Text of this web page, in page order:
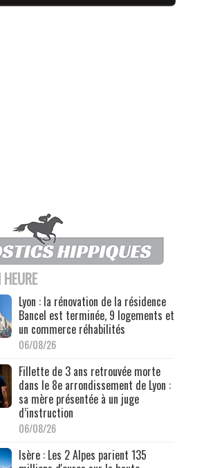
Lyon : la rénovation de la résidence
Bancel est terminée, 9 logements et
un commerce réhabilités
06/08/26
Fillette de 3 ans retrouvée morte
dans le 8e arrondissement de Lyon :
sa mère présentée à un juge
d’instruction
06/08/26
Isère : Les 2 Alpes parient 135